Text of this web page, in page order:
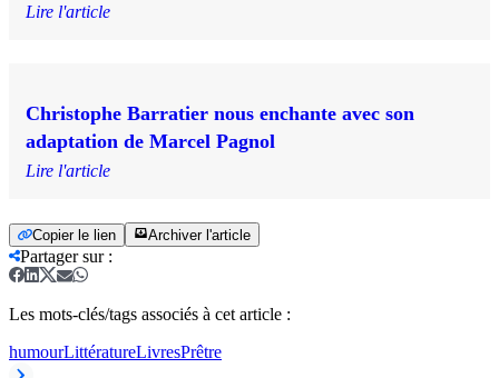
Lire l'article
Christophe Barratier nous enchante avec son
adaptation de Marcel Pagnol
Lire l'article
Copier le lien Archiver l'article
Partager sur:
Les mots-clés/tags associés à cet article :
humourLittératureLivresPrêtre